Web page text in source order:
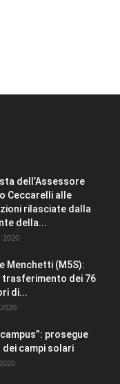
dell’Assessore
Ceccarelli alle
rilasciate dalla
della...
2020
Menchetti (M5S):
trasferimento dei 76
di...
prosegue
dei campi solari